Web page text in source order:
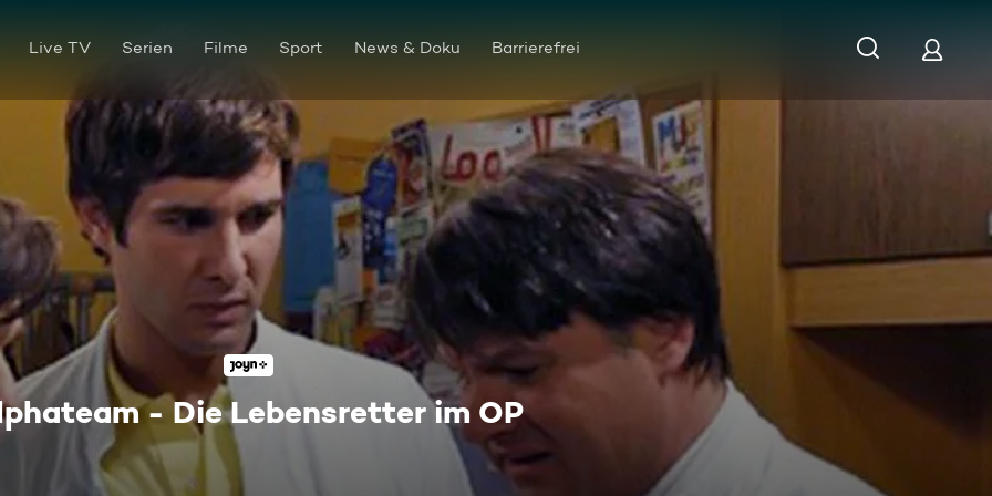
Live TV Serien Filme Sport News & Doku Barrierefrei
- Die Lebensretter im OP